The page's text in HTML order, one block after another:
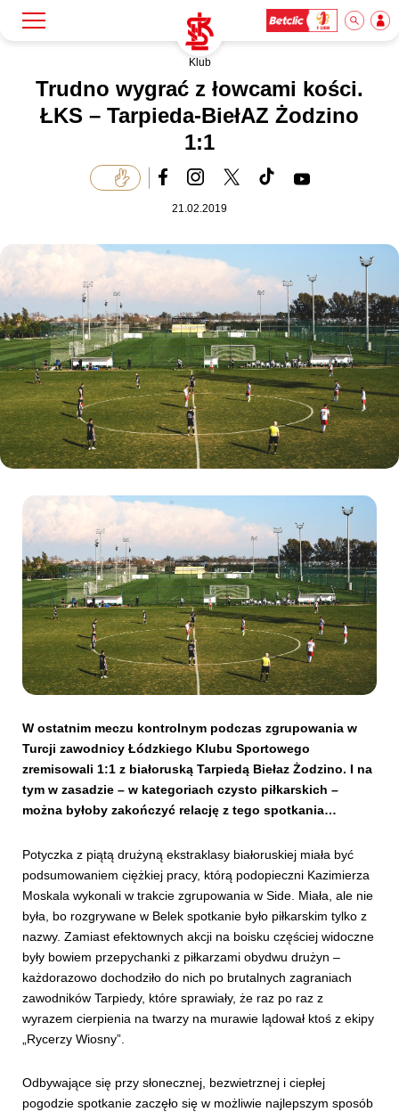
Klub
Akademia
Biznes
Dla mediów
Kibice
SKLEP KUP BILET
Klub
Trudno wygrać z łowcami kości.
ŁKS – Tarpieda-BiełAZ Żodzino
1:1
21.02.2019
W ostatnim meczu kontrolnym podczas zgrupowania w
Turcji zawodnicy Łódzkiego Klubu Sportowego
zremisowali 1:1 z białoruską Tarpiedą Biełaz Żodzino. I na
tym w zasadzie – w kategoriach czysto piłkarskich –
można byłoby zakończyć relację z tego spotkania…
Potyczka z piątą drużyną ekstraklasy białoruskiej miała być
podsumowaniem ciężkiej pracy, którą podopieczni Kazimierza
Moskala wykonali w trakcie zgrupowania w Side. Miała, ale nie
była, bo rozgrywane w Belek spotkanie było piłkarskim tylko z
nazwy. Zamiast efektownych akcji na boisku częściej widoczne
były bowiem przepychanki z piłkarzami obydwu drużyn –
każdorazowo dochodziło do nich po brutalnych zagraniach
zawodników Tarpiedy, które sprawiały, że raz po raz z
wyrazem cierpienia na twarzy na murawie lądował ktoś z ekipy
„Rycerzy Wiosny”.
Odbywające się przy słonecznej, bezwietrznej i ciepłej
pogodzie spotkanie zaczęło się w możliwie najlepszym sposób